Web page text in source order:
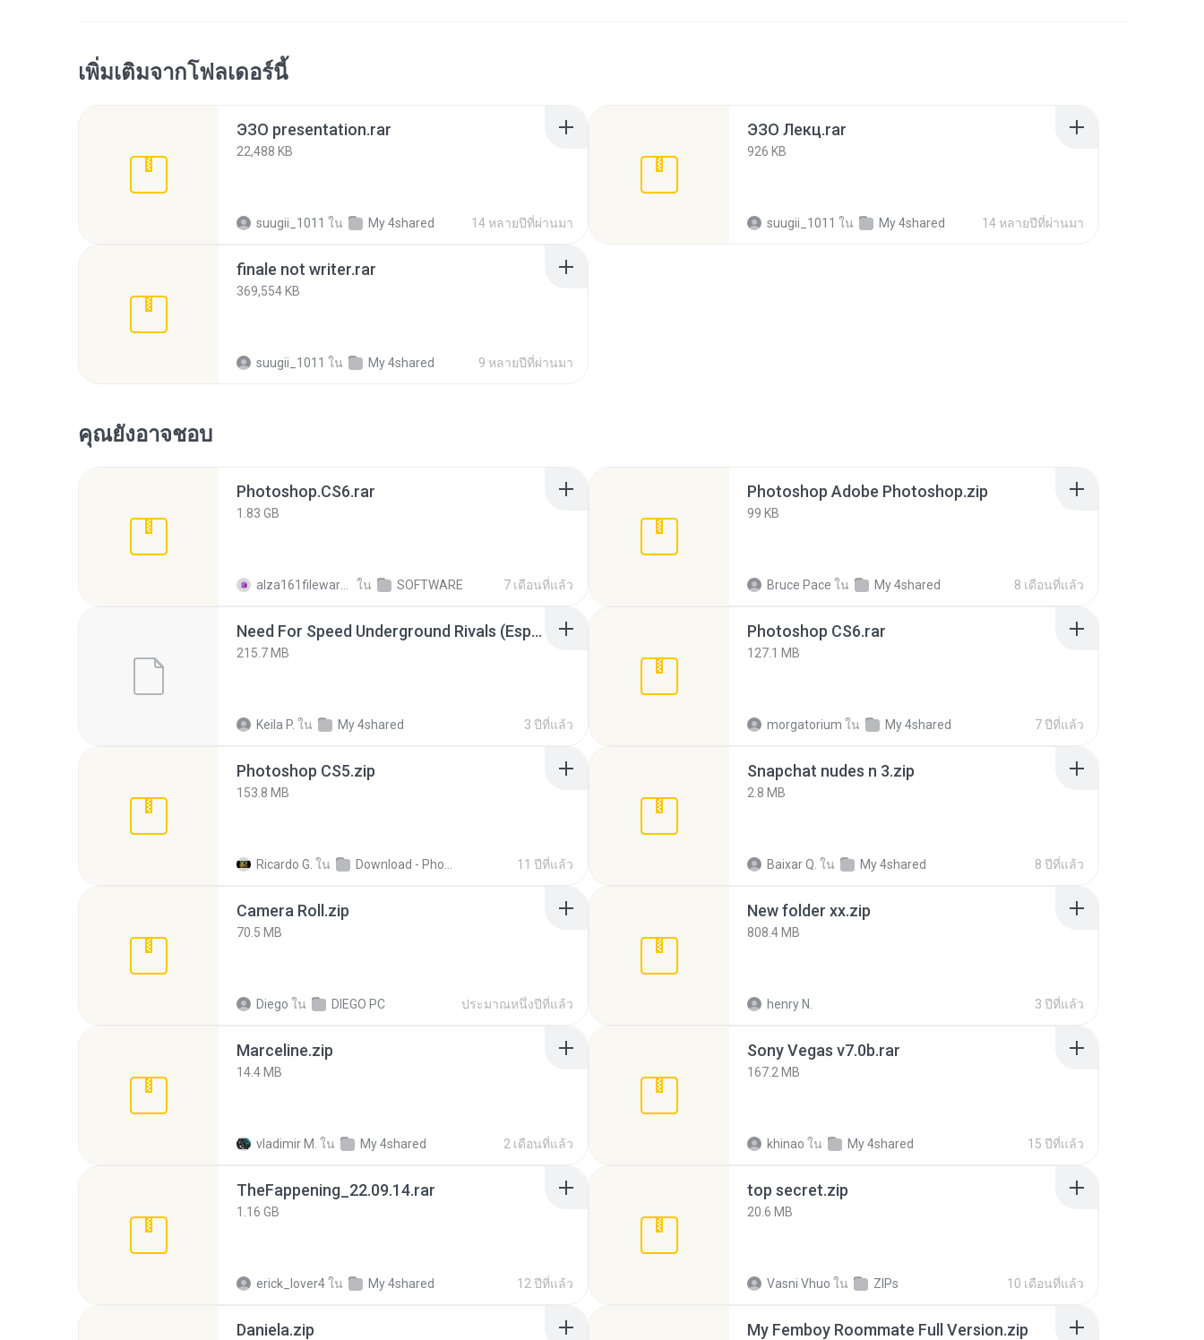
เพิ่มเติมจากโฟลเดอร์นี้
ЭЗО presentation.rar
22,488 KB
suugii_1011 ใน My 4shared 14 หลายปีที่ผ่านมา
ЭЗО Лекц.rar
926 KB
suugii_1011 ใน My 4shared 14 หลายปีที่ผ่านมา
finale not writer.rar
369,554 KB
suugii_1011 ใน My 4shared 9 หลายปีที่ผ่านมา
คุณยังอาจชอบ
Photoshop.CS6.rar
1.83 GB
ใน SOFTWARE 7 เดือนที่แล้ว
Photoshop Adobe Photoshop.zip
99 KB
Bruce Pace ใน My 4shared 8 เดือนที่แล้ว
Need For Speed Underground Rivals (Esp).cso
215.7 MB
Keila P. ใน My 4shared 3 ปีที่แล้ว
Photoshop CS6.rar
127.1 MB
morgatorium ใน My 4shared 7 ปีที่แล้ว
Photoshop CS5.zip
153.8 MB
Ricardo G. ใน 11 ปีที่แล้ว
Snapchat nudes n 3.zip
2.8 MB
Baixar Q. ใน My 4shared 8 ปีที่แล้ว
Camera Roll.zip
70.5 MB
Diego ใน DIEGO PC ประมาณหนึ่งปีที่แล้ว
New folder xx.zip
808.4 MB
henry N. 3 ปีที่แล้ว
Marceline.zip
14.4 MB
vladimir M. ใน My 4shared 2 เดือนที่แล้ว
Sony Vegas v7.0b.rar
167.2 MB
khinao ใน My 4shared 15 ปีที่แล้ว
TheFappening_22.09.14.rar
1.16 GB
erick_lover4ใน My 4shared 12 ปีที่แล้ว
top secret.zip
20.6 MB
Vasni Vhuo ใน ZIPs 10 เดือนที่แล้ว
Daniela.zip My Femboy Roommate Full Version.zip